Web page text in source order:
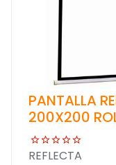
PANTALLA
200X200
REFLECTA